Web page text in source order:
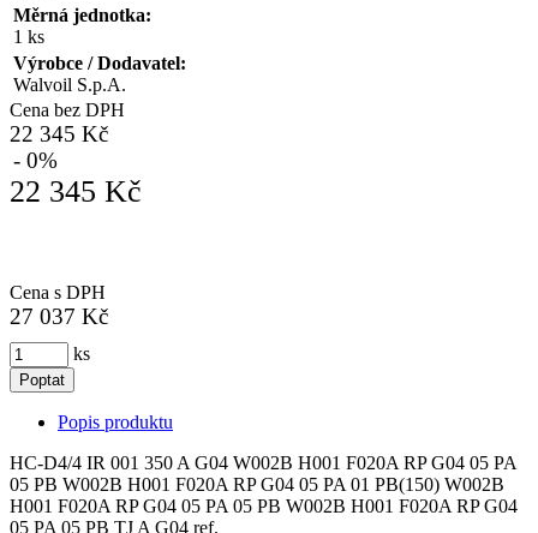
Měrná jednotka:
1 ks
Výrobce / Dodavatel:
Walvoil S.p.A.
Cena bez DPH
22 345 Kč
- 0%
22 345 Kč
Cena s DPH
27 037 Kč
ks
Poptat
Popis produktu
HC-D4/4 IR 001 350 A G04 W002B H001 F020A RP G04 05 PA
05 PB W002B H001 F020A RP G04 05 PA 01 PB(150) W002B
H001 F020A RP G04 05 PA 05 PB W002B H001 F020A RP G04
05 PA 05 PB TJ A G04 ref.